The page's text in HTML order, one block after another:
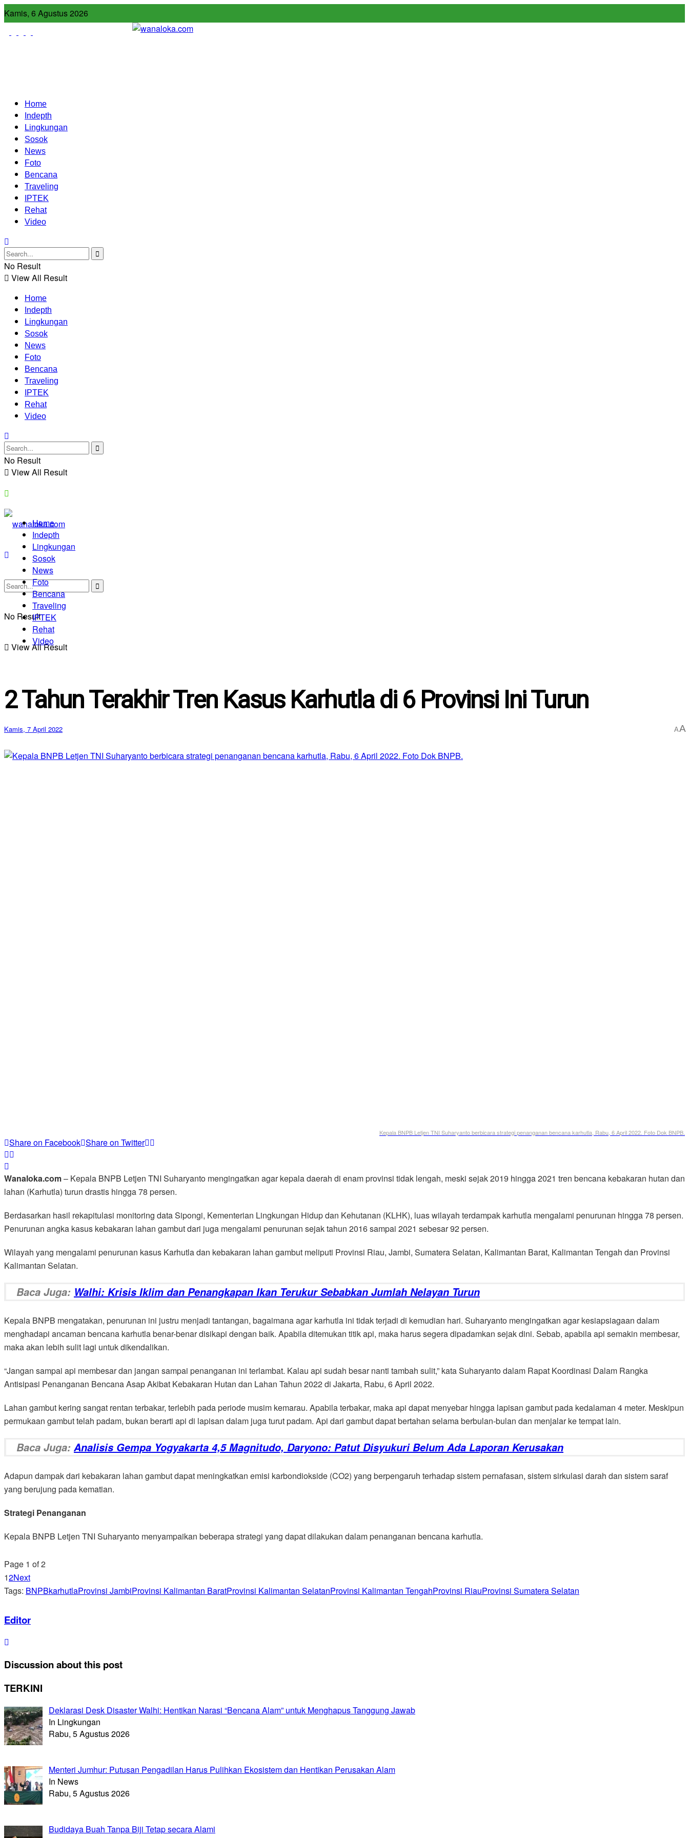
Kamis, 6 Agustus 2026
Home
Indepth
Lingkungan
Sosok
News
Foto
Bencana
Traveling
IPTEK
Rehat
Video
No Result
View All Result
Home
Indepth
Lingkungan
Sosok
News
Foto
Bencana
Traveling
IPTEK
Rehat
Video
No Result
View All Result
No Result
View All Result
Home
Indepth
Lingkungan
Sosok
News
Foto
Bencana
Traveling
IPTEK
Rehat
Video
2 Tahun Terakhir Tren Kasus Karhutla di 6 Provinsi Ini Turun
Kamis, 7 April 2022 AA
Kepala BNPB Letjen TNI Suharyanto berbicara strategi penanganan bencana karhutla, Rabu, 6 April 2022. Foto Dok BNPB.
Share on Facebook Share on Twitter
Wanaloka.com– Kepala BNPB Letjen TNI Suharyanto mengingatkan agar kepala daerah di enam provinsi tidak lengah, meski sejak 2019 hingga 2021 tren bencana kebakaran hutan dan
lahan (Karhutla) turun drastis hingga 78 persen.
Berdasarkan hasil rekapitulasi monitoring data Sipongi, Kementerian Lingkungan Hidup dan Kehutanan (KLHK), luas wilayah terdampak karhutla mengalami penurunan hingga 78 persen.
Penurunan angka kasus kebakaran lahan gambut dari juga mengalami penurunan sejak tahun 2016 sampai 2021 sebesar 92 persen.
Wilayah yang mengalami penurunan kasus Karhutla dan kebakaran lahan gambut meliputi Provinsi Riau, Jambi, Sumatera Selatan, Kalimantan Barat, Kalimantan Tengah dan Provinsi
Kalimantan Selatan.
Baca Juga: Walhi: Krisis Iklim dan Penangkapan Ikan Terukur Sebabkan Jumlah Nelayan Turun
Kepala BNPB mengatakan, penurunan ini justru menjadi tantangan, bagaimana agar karhutla ini tidak terjadi di kemudian hari. Suharyanto mengingatkan agar kesiapsiagaan dalam
menghadapi ancaman bencana karhutla benar-benar disikapi dengan baik. Apabila ditemukan titik api, maka harus segera dipadamkan sejak dini. Sebab, apabila api semakin membesar,
maka akan lebih sulit lagi untuk dikendalikan.
“Jangan sampai api membesar dan jangan sampai penanganan ini terlambat. Kalau api sudah besar nanti tambah sulit,” kata Suharyanto dalam Rapat Koordinasi Dalam Rangka
Antisipasi Penanganan Bencana Asap Akibat Kebakaran Hutan dan Lahan Tahun 2022 di Jakarta, Rabu, 6 April 2022.
Lahan gambut kering sangat rentan terbakar, terlebih pada periode musim kemarau. Apabila terbakar, maka api dapat menyebar hingga lapisan gambut pada kedalaman 4 meter. Meskipun
permukaan gambut telah padam, bukan berarti api di lapisan dalam juga turut padam. Api dari gambut dapat bertahan selama berbulan-bulan dan menjalar ke tempat lain.
Baca Juga: Analisis Gempa Yogyakarta 4,5 Magnitudo, Daryono: Patut Disyukuri Belum Ada Laporan Kerusakan
Adapun dampak dari kebakaran lahan gambut dapat meningkatkan emisi karbondiokside (CO2) yang berpengaruh terhadap sistem pernafasan, sistem sirkulasi darah dan sistem saraf
yang berujung pada kematian.
Strategi Penanganan
Kepala BNPB Letjen TNI Suharyanto menyampaikan beberapa strategi yang dapat dilakukan dalam penanganan bencana karhutla.
Page 1 of 2
12Next
Tags: BNPBkarhutlaProvinsi JambiProvinsi Kalimantan BaratProvinsi Kalimantan SelatanProvinsi Kalimantan TengahProvinsi RiauProvinsi Sumatera Selatan
Editor
Discussion about this post
TERKINI
Deklarasi Desk Disaster Walhi: Hentikan Narasi “Bencana Alam” untuk Menghapus Tanggung Jawab
In Lingkungan
Rabu, 5 Agustus 2026
Menteri Jumhur: Putusan Pengadilan Harus Pulihkan Ekosistem dan Hentikan Perusakan Alam
In News
Rabu, 5 Agustus 2026
Budidaya Buah Tanpa Biji Tetap secara Alami